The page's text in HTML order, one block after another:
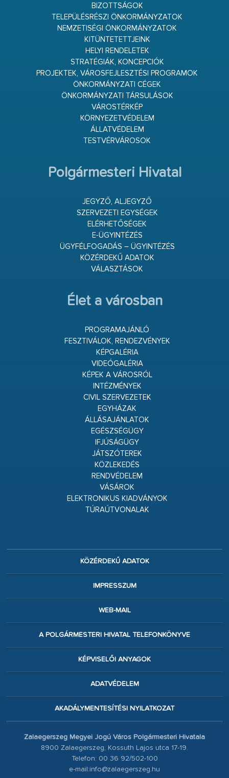
BIZOTTSÁGOK
TELEPÜLÉSRÉSZI ÖNKORMÁNYZATOK
NEMZETISÉGI ÖNKORMÁNYZATOK
KITÜNTETETTJEINK
HELYI RENDELETEK
STRATÉGIÁK, KONCEPCIÓK
PROJEKTEK, VÁROSFEJLESZTÉSI PROGRAMOK
ÖNKORMÁNYZATI CÉGEK
ÖNKORMÁNYZATI TÁRSULÁSOK
VÁROSTÉRKÉP
KÖRNYEZETVÉDELEM
ÁLLATVÉDELEM
TESTVÉRVÁROSOK
Polgármesteri Hivatal
JEGYZŐ, ALJEGYZŐ
SZERVEZETI EGYSÉGEK
ELÉRHETŐSÉGEK
E-ÜGYINTÉZÉS
ÜGYFÉLFOGADÁS – ÜGYINTÉZÉS
KÖZÉRDEKŰ ADATOK
VÁLASZTÁSOK
Élet a városban
PROGRAMAJÁNLÓ
FESZTIVÁLOK, RENDEZVÉNYEK
KÉPGALÉRIA
VIDEÓGALÉRIA
KÉPEK A VÁROSRÓL
INTÉZMÉNYEK
CIVIL SZERVEZETEK
EGYHÁZAK
ÁLLÁSAJÁNLATOK
EGÉSZSÉGÜGY
IFJÚSÁGÜGY
JÁTSZÓTEREK
KÖZLEKEDÉS
RENDVÉDELEM
VÁSÁROK
ELEKTRONIKUS KIADVÁNYOK
TÚRAÚTVONALAK
KÖZÉRDEKŰ ADATOK
IMPRESSZUM
WEB-MAIL
A POLGÁRMESTERI HIVATAL TELEFONKÖNYVE
KÉPVISELŐI ANYAGOK
ADATVÉDELEM
AKADÁLYMENTESÍTÉSI NYILATKOZAT
Zalaegerszeg Megyei Jogú Város Polgármesteri Hivatala
8900 Zalaegerszeg, Kossuth Lajos utca 17-19.
Telefon: 00 36 92/502-100
e-mail:info@zalaegerszeg.hu